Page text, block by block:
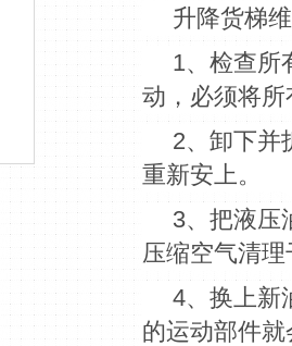
升降货梯
1、检查所
动，必须将
2、卸下并
重新安上。
3、把液压
压缩空气清
4、换上新
的运动部件